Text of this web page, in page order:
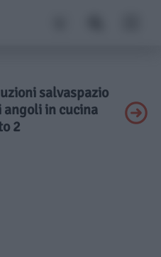
salvaspazio
in cucina
2